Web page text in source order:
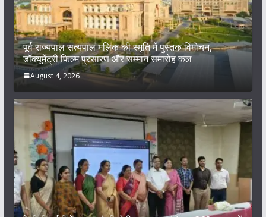
पूर्व राज्यपाल सत्यपाल मलिक की स्मृति में पुस्तक विमोचन,
डॉक्यूमेंट्री फिल्म प्रसारण और सम्मान समारोह कल
August 4, 2026